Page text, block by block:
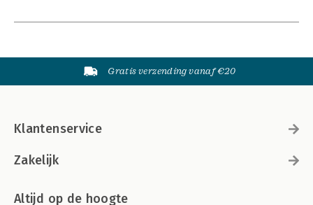
Gratis verzending vanaf €20
Klantenservice
Zakelijk
Altijd op de hoogte